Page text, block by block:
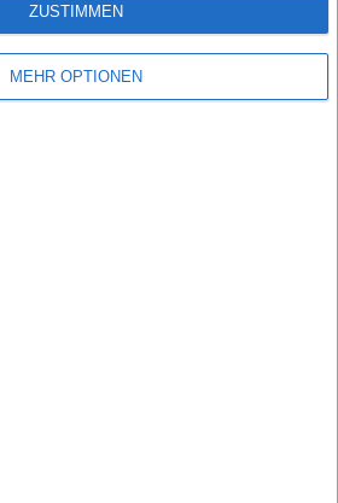
MEHR OPTIONEN
ZUSTIMMEN